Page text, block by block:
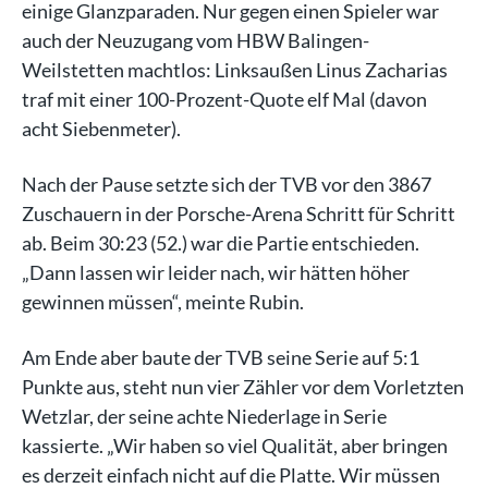
einige Glanzparaden. Nur gegen einen Spieler war
auch der Neuzugang vom HBW Balingen-
Weilstetten machtlos: Linksaußen Linus Zacharias
traf mit einer 100-Prozent-Quote elf Mal (davon
acht Siebenmeter).
Nach der Pause setzte sich der TVB vor den 3867
Zuschauern in der Porsche-Arena Schritt für Schritt
ab. Beim 30:23 (52.) war die Partie entschieden.
„Dann lassen wir leider nach, wir hätten höher
gewinnen müssen“, meinte Rubin.
Am Ende aber baute der TVB seine Serie auf 5:1
Punkte aus, steht nun vier Zähler vor dem Vorletzten
Wetzlar, der seine achte Niederlage in Serie
kassierte. „Wir haben so viel Qualität, aber bringen
es derzeit einfach nicht auf die Platte. Wir müssen